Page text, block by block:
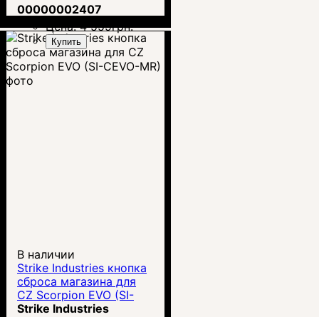
00000002407
Цена:4 559грн.
Купить
В наличии
Strike Industries кнопка
сброса магазина для
CZ Scorpion EVO (SI-
CEVO-MR)
Strike Industries